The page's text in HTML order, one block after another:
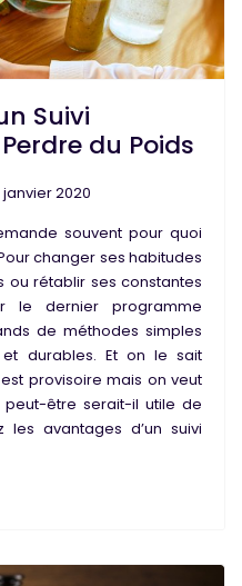
Suivi
du Poids
janvier 2020
souvent pour quoi
changer ses habitudes
ou rétablir ses constantes
le dernier programme
de méthodes simples
durables. Et on le sait
provisoire mais on veut
être serait-il utile de
les avantages d’un suivi